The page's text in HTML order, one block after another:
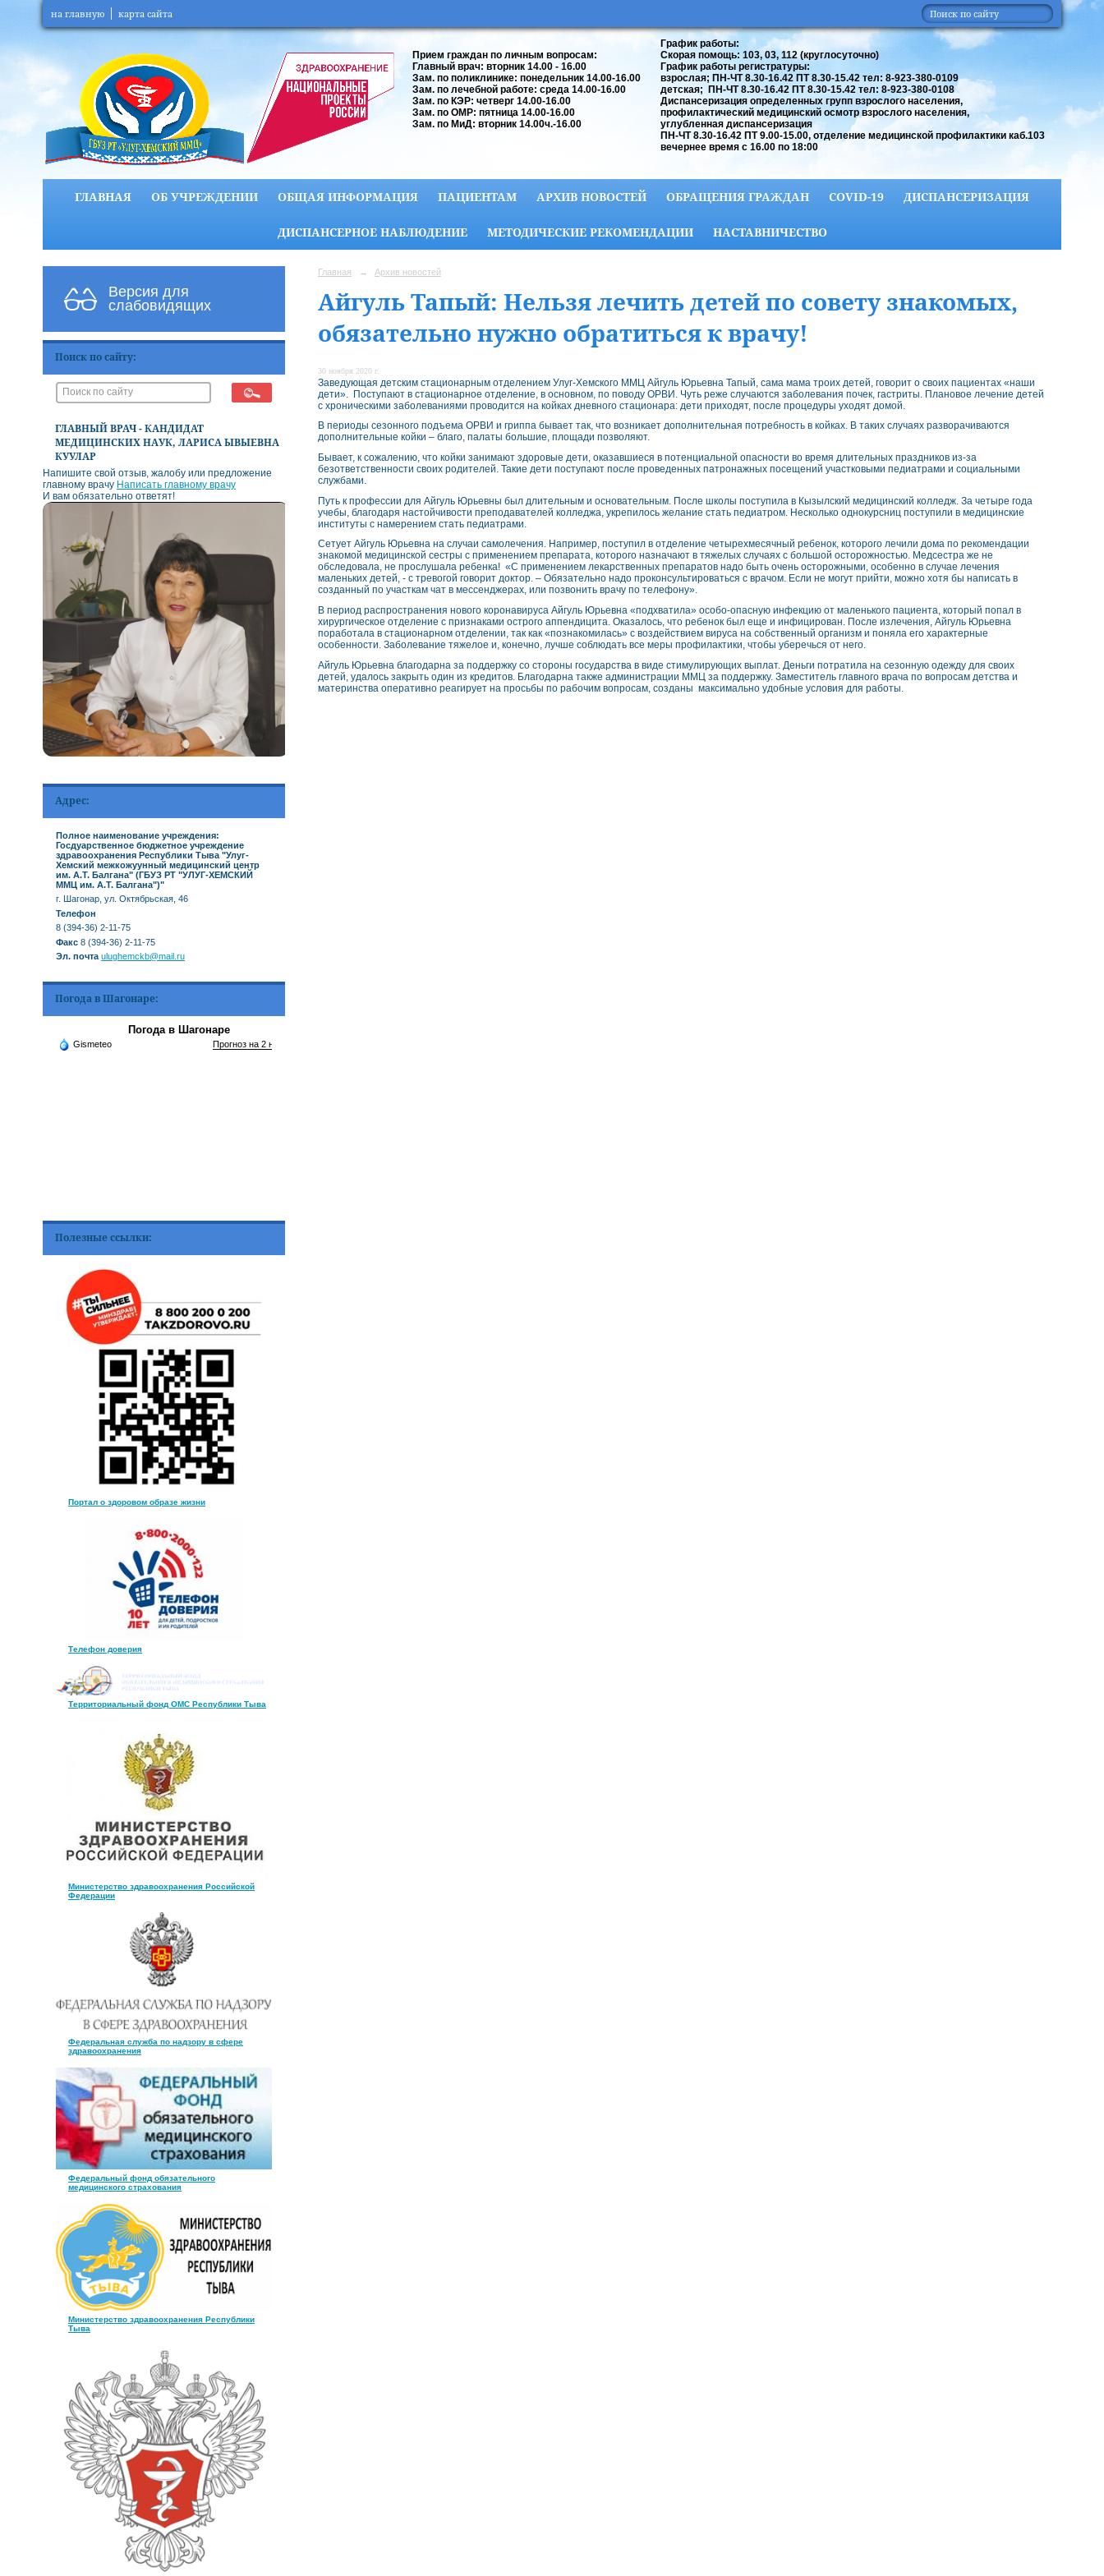
на главную карта сайта
Прием граждан по личным вопросам:
Главный врач: вторник 14.00 - 16.00
Зам. по поликлинике: понедельник 14.00-16.00
Зам. по лечебной работе: среда 14.00-16.00
Зам. по КЭР: четверг 14.00-16.00
Зам. по ОМР: пятница 14.00-16.00
Зам. по МиД: вторник 14.00ч.-16.00
График работы:
Скорая помощь: 103, 03, 112 (круглосуточно)
График работы регистратуры:
взрослая; ПН-ЧТ 8.30-16.42 ПТ 8.30-15.42 тел: 8-923-380-0109
детская; ПН-ЧТ 8.30-16.42 ПТ 8.30-15.42 тел: 8-923-380-0108
Диспансеризация определенных групп взрослого населения,
профилактический медицинский осмотр взрослого населения,
углубленная диспансеризация
ПН-ЧТ 8.30-16.42 ПТ 9.00-15.00, отделение медицинской профилактики каб.103
вечернее время с 16.00 по 18:00
ГЛАВНАЯ ОБ УЧРЕЖДЕНИИ ОБЩАЯ ИНФОРМАЦИЯ ПАЦИЕНТАМ АРХИВ НОВОСТЕЙ ОБРАЩЕНИЯ ГРАЖДАН COVID-19 ДИСПАНСЕРИЗАЦИЯ
ДИСПАНСЕРНОЕ НАБЛЮДЕНИЕ МЕТОДИЧЕСКИЕ РЕКОМЕНДАЦИИ НАСТАВНИЧЕСТВО
Версия для
слабовидящих
Поиск по сайту:
ГЛАВНЫЙ ВРАЧ - КАНДИДАТ
МЕДИЦИНСКИХ НАУК, ЛАРИСА ЫВЫЕВНА
КУУЛАР
Напишите свой отзыв, жалобу или предложение
главному врачу Написать главному врачу
И вам обязательно ответят!
Адрес:
Полное наименование учреждения:
Госдуарственное бюджетное учреждение
здравоохранения Республики Тыва "Улуг-
Хемский межкожуунный медицинский центр
им. А.Т. Балгана" (ГБУЗ РТ "УЛУГ-ХЕМСКИЙ
ММЦ им. А.Т. Балгана")"
г. Шагонар, ул. Октябрьская, 46
Телефон
8 (394-36) 2-11-75
Факс 8 (394-36) 2-11-75
Эл. почта ulughemckb@mail.ru
Погода в Шагонаре:
Погода в Шагонаре
Gismeteo Прогноз на 2 недели
Полезные ссылки:
Портал о здоровом образе жизни
Телефон доверия
Территориальный фонд ОМС Республики Тыва
Министерство здравоохранения Российской
Федерации
Федеральная служба по надзору в сфере
здравоохранения
Федеральный фонд обязательного
медицинского страхования
Министерство здравоохранения Республики
Тыва
Главная → Архив новостей
Айгуль Тапый: Нельзя лечить детей по совету знакомых,
обязательно нужно обратиться к врачу!
30 ноября 2020 г.
Заведующая детским стационарным отделением Улуг-Хемского ММЦ Айгуль Юрьевна Тапый, сама мама троих детей, говорит о своих пациентах «наши
дети». Поступают в стационарное отделение, в основном, по поводу ОРВИ. Чуть реже случаются заболевания почек, гастриты. Плановое лечение детей
с хроническими заболеваниями проводится на койках дневного стационара: дети приходят, после процедуры уходят домой.
В периоды сезонного подъема ОРВИ и гриппа бывает так, что возникает дополнительная потребность в койках. В таких случаях разворачиваются
дополнительные койки – благо, палаты большие, площади позволяют.
Бывает, к сожалению, что койки занимают здоровые дети, оказавшиеся в потенциальной опасности во время длительных праздников из-за
безответственности своих родителей. Такие дети поступают после проведенных патронажных посещений участковыми педиатрами и социальными
службами.
Путь к профессии для Айгуль Юрьевны был длительным и основательным. После школы поступила в Кызылский медицинский колледж. За четыре года
учебы, благодаря настойчивости преподавателей колледжа, укрепилось желание стать педиатром. Несколько однокурсниц поступили в медицинские
институты с намерением стать педиатрами.
Сетует Айгуль Юрьевна на случаи самолечения. Например, поступил в отделение четырехмесячный ребенок, которого лечили дома по рекомендации
знакомой медицинской сестры с применением препарата, которого назначают в тяжелых случаях с большой осторожностью. Медсестра же не
обследовала, не прослушала ребенка! «С применением лекарственных препаратов надо быть очень осторожными, особенно в случае лечения
маленьких детей, - с тревогой говорит доктор. – Обязательно надо проконсультироваться с врачом. Если не могут прийти, можно хотя бы написать в
созданный по участкам чат в мессенджерах, или позвонить врачу по телефону».
В период распространения нового коронавируса Айгуль Юрьевна «подхватила» особо-опасную инфекцию от маленького пациента, который попал в
хирургическое отделение с признаками острого аппендицита. Оказалось, что ребенок был еще и инфицирован. После излечения, Айгуль Юрьевна
поработала в стационарном отделении, так как «познакомилась» с воздействием вируса на собственный организм и поняла его характерные
особенности. Заболевание тяжелое и, конечно, лучше соблюдать все меры профилактики, чтобы уберечься от него.
Айгуль Юрьевна благодарна за поддержку со стороны государства в виде стимулирующих выплат. Деньги потратила на сезонную одежду для своих
детей, удалось закрыть один из кредитов. Благодарна также администрации ММЦ за поддержку. Заместитель главного врача по вопросам детства и
материнства оперативно реагирует на просьбы по рабочим вопросам, созданы максимально удобные условия для работы.